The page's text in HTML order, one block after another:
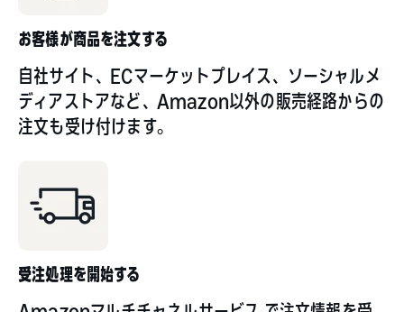
お客様が商品を注文する
自社サイト、ECマーケットプレイス、ソーシャルメ
ディアストアなど、Amazon以外の販売経路からの
注文も受け付けます。
受注処理を開始する